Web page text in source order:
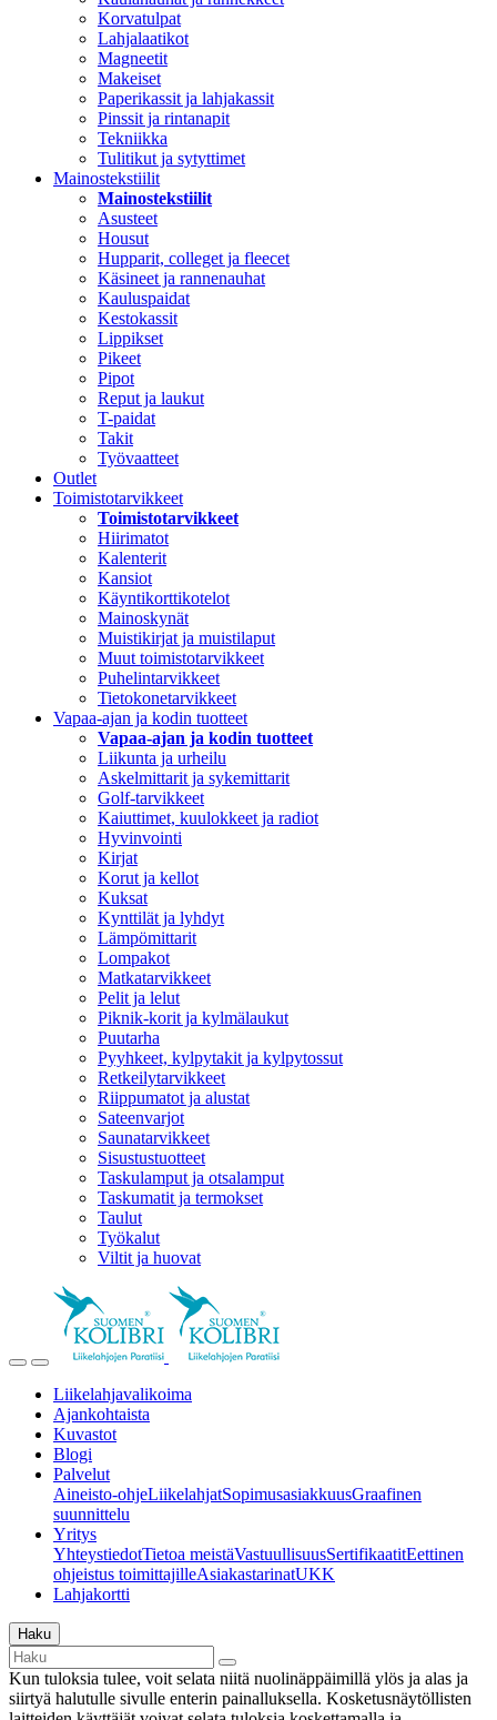
Korvatulpat
Lahjalaatikot
Magneetit
Makeiset
Paperikassit ja lahjakassit
Pinssit ja rintanapit
Tekniikka
Tulitikut ja sytyttimet
Mainostekstiilit
Mainostekstiilit
Asusteet
Housut
Hupparit, colleget ja fleecet
Käsineet ja rannenauhat
Kauluspaidat
Kestokassit
Lippikset
Pikeet
Pipot
Reput ja laukut
T-paidat
Takit
Työvaatteet
Outlet
Toimistotarvikkeet
Toimistotarvikkeet
Hiirimatot
Kalenterit
Kansiot
Käyntikorttikotelot
Mainoskynät
Muistikirjat ja muistilaput
Muut toimistotarvikkeet
Puhelintarvikkeet
Tietokonetarvikkeet
Vapaa-ajan ja kodin tuotteet
Vapaa-ajan ja kodin tuotteet
Liikunta ja urheilu
Askelmittarit ja sykemittarit
Golf-tarvikkeet
Kaiuttimet, kuulokkeet ja radiot
Hyvinvointi
Kirjat
Korut ja kellot
Kuksat
Kynttilät ja lyhdyt
Lämpömittarit
Lompakot
Matkatarvikkeet
Pelit ja lelut
Piknik-korit ja kylmälaukut
Puutarha
Pyyhkeet, kylpytakit ja kylpytossut
Retkeilytarvikkeet
Riippumatot ja alustat
Sateenvarjot
Saunatarvikkeet
Sisustustuotteet
Taskulamput ja otsalamput
Taskumatit ja termokset
Taulut
Työkalut
Viltit ja huovat
Liikelahjavalikoima
Ajankohtaista
Kuvastot
Blogi
Palvelut
Aineisto-ohjeLiikelahjatSopimusasiakkuusGraafinen
suunnittelu
Yritys
YhteystiedotTietoa meistäVastuullisuusSertifikaatitEettinen
ohjeistus toimittajilleAsiakastarinatUKK
Lahjakortti
Haku
Kun tuloksia tulee, voit selata niitä nuolinäppäimillä ylös ja alas ja
siirtyä halutulle sivulle enterin painalluksella. Kosketusnäytöllisten